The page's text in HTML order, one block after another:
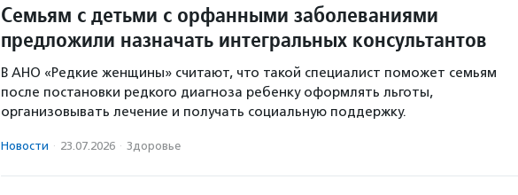
Семьям с детьми с орфанными заболеваниями
предложили назначать интегральных консультантов
В АНО «Редкие женщины» считают, что такой специалист поможет семьям
после постановки редкого диагноза ребенку оформлять льготы,
организовывать лечение и получать социальную поддержку.
Новости · 23.07.2026 · Здоровье